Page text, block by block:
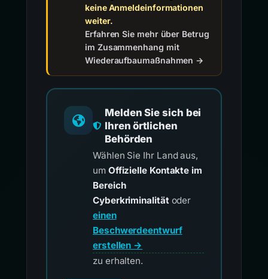
keine Anmeldeinformationen
weiter.
Erfahren Sie mehr über Betrug
im Zusammenhang mit
Wiederaufbaumaßnahmen →
Melden Sie sich bei
Ihren örtlichen
Behörden
Wählen Sie Ihr Land aus,
um Offizielle Kontakte im
Bereich
Cyberkriminalitätoder
einen
Beschwerdeentwurf
erstellen →
zu erhalten.